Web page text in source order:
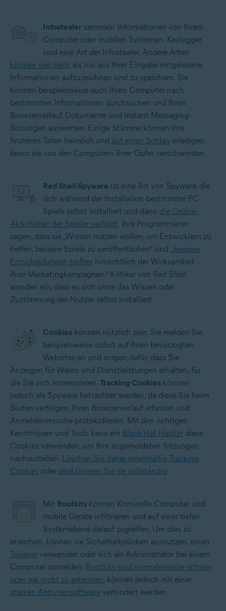
Infostealer sammeln Informationen von Ihrem
Computer oder mobilen Systemen. Keylogger
sind eine Art der Infostealer. Andere Arten
können viel mehr als nur aus Ihrer Eingabe mitgelesene
Informationen aufzuzeichnen und zu speichern. Sie
können beispielsweise auch Ihren Computer nach
bestimmten Informationen durchsuchen und Ihren
Browserverlauf, Dokumente und Instant Messaging-
Sitzungen auswerten. Einige Stämme können ihre
finsteren Taten heimlich und auf einen Schlag erledigen,
bevor sie von den Computern ihrer Opfer verschwinden.
Red Shell-Spyware ist eine Art von Spyware, die
sich während der Installation bestimmter PC-
Spiele selbst installiert und dann die Online-
Aktivitäten der Spieler verfolgt. Ihre Programmierer
sagen, dass sie „Wissen nutzen wollen, um Entwicklern zu
helfen, bessere Spiele zu veröffentlichen“ und „ bessere
Entscheidungen treffen hinsichtlich der Wirksamkeit
ihrer Marketingkampagnen.“ Kritiker von Red Shell
wenden ein, dass es sich ohne das Wissen oder
Zustimmung der Nutzer selbst installiert.
Cookies können nützlich sein. Sie melden Sie
beispielsweise sofort auf Ihren bevorzugten
Websites an und sorgen dafür, dass Sie
Anzeigen für Waren und Dienstleistungen erhalten, für
die Sie sich interessieren. Tracking-Cookies können
jedoch als Spyware betrachtet werden, da diese Sie beim
Surfen verfolgen, Ihren Browserverlauf erfassen und
Anmeldeversuche protokollieren. Mit den richtigen
Kenntnissen und Tools kann ein Black-Hat-Hacker diese
Cookies verwenden, um Ihre angemeldeten Sitzungen
nachzustellen. Löschen Sie daher regelmäßig Tracking-
Cookies oder deaktivieren Sie sie vollständig.
Mit Rootkits können Kriminelle Computer und
mobile Geräte infiltrieren und auf einer tiefen
Systemebene darauf zugreifen. Um dies zu
erreichen, können sie Sicherheitslücken ausnutzen, einen
Trojaner verwenden oder sich als Administrator bei einem
Computer anmelden. Rootkits sind normalerweise schwer
oder gar nicht zu erkennen , können jedoch mit einer
starken Antivirensoftware verhindert werden.